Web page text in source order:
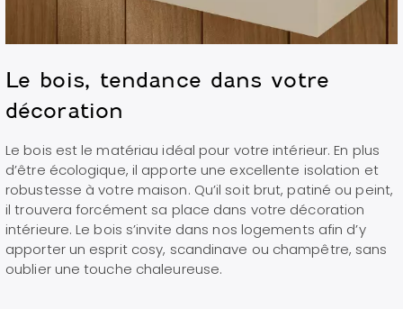
Le bois, tendance dans votre
décoration
Le bois est le matériau idéal pour votre intérieur. En plus
d’être écologique, il apporte une excellente isolation et
robustesse à votre maison. Qu’il soit brut, patiné ou peint,
il trouvera forcément sa place dans votre décoration
intérieure. Le bois s’invite dans nos logements afin d’y
apporter un esprit cosy, scandinave ou champêtre, sans
oublier une touche chaleureuse.